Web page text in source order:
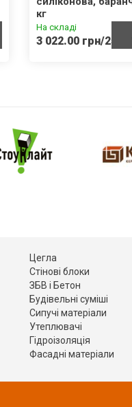
кг
На складі
3 022.00 грн/25кг
Цегла
Стінові блоки
ЗБВ і Бетон
Будівельні суміші
Сипучі матеріали
Утеплювачі
Гідроізоляція
Фасадні матеріали